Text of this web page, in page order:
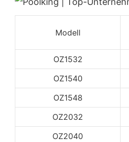
Modell
OZ1532
OZ1540
OZ1548
OZ2032
OZ2040